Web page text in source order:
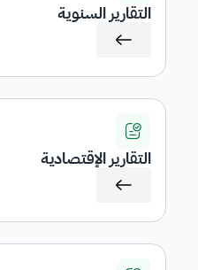
التقارير السنوية
التقارير الإقتصادية